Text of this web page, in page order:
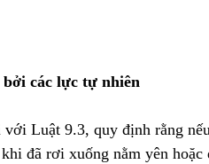
các lực tự nhiên
Luật 9.3, quy định rằng
đã rơi xuống nằm yên